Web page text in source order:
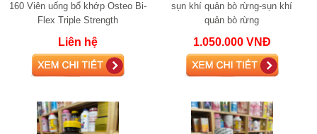
160 Viên uống bổ khớp Osteo Bi-
Flex Triple Strength
Liên hệ
sụn khí quản bò rừng-sụn khí
quản bò rừng
1.050.000 VNĐ